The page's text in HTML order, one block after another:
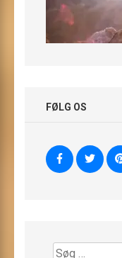
FØLG OS
Søg